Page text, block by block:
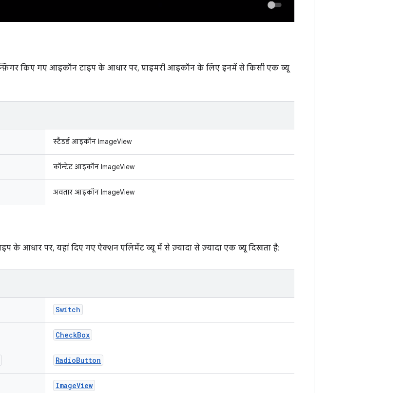
किए गए आइकॉन टाइप के आधार पर, प्राइमरी आइकॉन के लिए इनमें से किसी एक व्यू
स्टैंडर्ड आइकॉन ImageView
कॉन्टेंट आइकॉन ImageView
अवतार आइकॉन ImageView
के आधार पर, यहां दिए गए ऐक्शन एलिमेंट व्यू में से ज़्यादा से ज़्यादा एक व्यू दिखता है:
Switch
CheckBox
RadioButton
ImageView